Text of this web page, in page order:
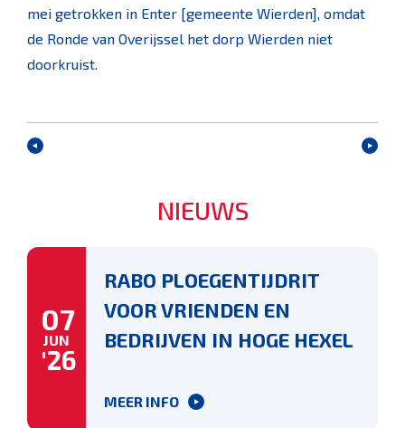
mei getrokken in Enter [gemeente Wierden], omdat
de Ronde van Overijssel het dorp Wierden niet
doorkruist.
NIEUWS
07
JUN
'26
RABO PLOEGENTIJDRIT
VOOR VRIENDEN EN
BEDRIJVEN IN HOGE HEXEL
MEER INFO